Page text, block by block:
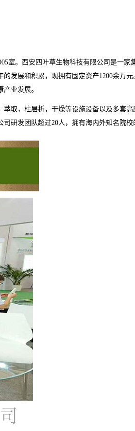
室。西安四叶草生物科技有限公司是一家
的发展和积累，现拥有固定资产1200余万元
业发展。
取，柱层析，干燥等设施设备以及多套
司研发团队超过20人，拥有海内外知名院